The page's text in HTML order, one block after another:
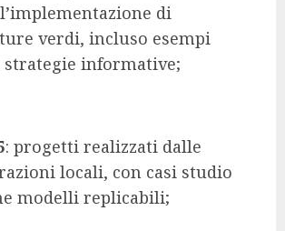
di
verdi, incluso esempi
strategie informative;
: progetti realizzati dalle
locali, con casi studio
modelli replicabili;